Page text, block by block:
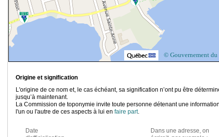
© Gouvernement du
Origine et signification
L'origine de ce nom et, le cas échéant, sa signification n’ont pu être
jusqu’à maintenant.
La Commission de toponymie invite toute personne détenant une
l'un ou l'autre de ces aspects à lui en faire part.
Date
Dans une adresse, on